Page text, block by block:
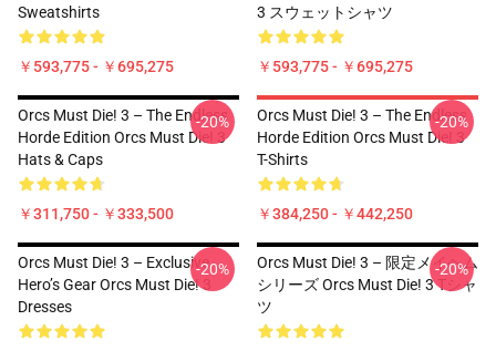
Sweatshirts
￥593,775 - ￥695,275
3 スウェットシャツ
￥593,775 - ￥695,275
Orcs Must Die! 3 – The Endless
Horde Edition Orcs Must Die! 3
Hats & Caps
￥311,750 - ￥333,500
-20%
Orcs Must Die! 3 – The Endless
Horde Edition Orcs Must Die! 3
T-Shirts
￥384,250 - ￥442,250
-20%
Orcs Must Die! 3 – Exclusive
Hero’s Gear Orcs Must Die! 3
Dresses
-20%
Orcs Must Die! 3 – 限定メイヘム
シリーズ Orcs Must Die! 3 Tシャ
ツ
-20%